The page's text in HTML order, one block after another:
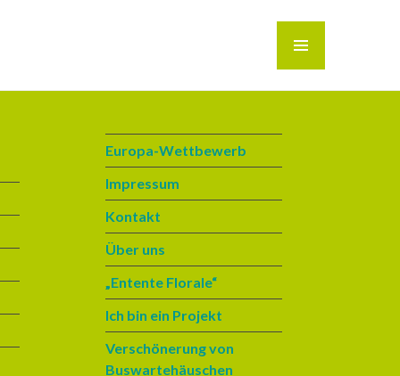
Europa-Wettbewerb
Impressum
Kontakt
Über uns
„Entente Florale“
Ich bin ein Projekt
Verschönerung von
Buswartehäuschen